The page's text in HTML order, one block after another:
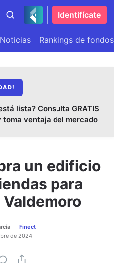
Identifícate
Noticias Rankings de fondos
lista? Consulta GRATIS
ventaja del mercado
un edificio
para
Finect
de 2024